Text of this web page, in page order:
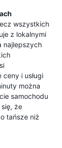
wszystkich
z lokalnymi
najlepszych
i usługi
można
samochodu
że
tańsze niż